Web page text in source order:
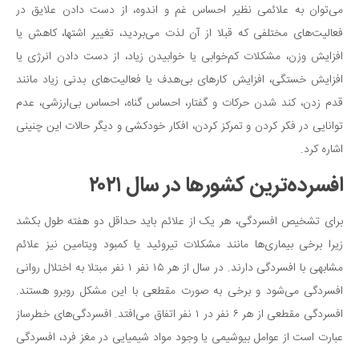
کودک و مادر
ورزش و تندرستی
روانشناسی
مراکز پزشکی و دارویی
فرهنگ و هنر
سینما و تئاتر
تلویزیون
موسیقی
چهره‌ها
عکاسی و هنرهای تجسمی
کتاب و کتاب‌خوانی
تاریخ
معماری
می‌توان به علائمی نظیر احساس غم و اندوه، از دست دادن علایق در
فعالیت‌های مختلفی که قبلا از آن لذت می‌بردید، تغییر اشتها، کاهش یا
افزایش وزن، مشکلات کم‌خوابی یا خوابیدن زیاد، از دست دادن انرژی یا
افزایش خستگی، افزایش کارهای بی‌هدف یا فعالیت‌های بدنی زیاد مانند
قدم زدن، کند شدن حرکات و گفتار، احساس گناه، احساس بی‌ارزشی، عدم
توانایی در فکر کردن و تمرکز کردن، افکار خودکشی و دیگر حالات این چنینی
اشاره کرد.
افسرده‌ترین کشورها در سال ۲۰۲‍۱
برای تشخیص افسردگی، هر یک از علائم باید حداقل دو هفته طول بکشد
زیرا برخی بیماری‌ها مانند مشکلات تیروئید یا کمبود ویتامین نیز علائم
مشابهی با افسردگی دارند. در سال از هر ۱۵ نفر ۱ نفر مبتلا به اختلال روانی
افسردگی می‌شود و برخی به صورت مقطعی با این مشکل روبرو هستند.
افسردگی مقطعی از هر ۶ نفر در ۱ نفر اتفاق می‌افتد. افسردگی‌های خطرساز
عبارت است از عوامل بیوشیمی یا وجود مواد شیمیایی در مغز فرد، افسردگی